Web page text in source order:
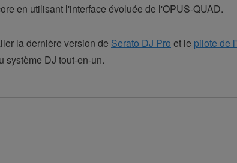
en utilisant l'interface évoluée de l'OPUS-QUAD.
la dernière version de Serato DJ Pro et le pilote de
système DJ tout-en-un.